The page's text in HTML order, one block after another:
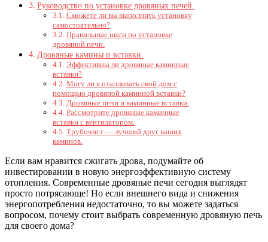
Руководство по установке дровяных печей.
Сможете ли вы выполнить установку
самостоятельно?
Правильные шаги по установке
дровяной печи.
Дровяные камины и вставки.
Эффективны ли дровяные каминные
вставки?
Могу ли я отапливать свой дом с
помощью дровяной каминной вставки?
Дровяные печи и каминные вставки.
Рассмотрите дровяные каминные
вставки с вентилятором.
Трубочист — лучший друг ваших
каминов.
Если вам нравится сжигать дрова, подумайте об
инвестировании в новую энергоэффективную систему
отопления. Современные дровяные печи сегодня выглядят
просто потрясающе! Но если внешнего вида и снижения
энергопотребления недостаточно, то вы можете задаться
вопросом, почему стоит выбрать современную дровяную печь
для своего дома?